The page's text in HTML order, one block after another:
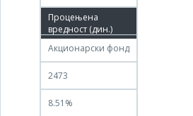
21.05.2023
Акционарски фонд
2473
8.51%